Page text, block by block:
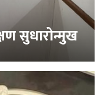
सुधारोन्मुख